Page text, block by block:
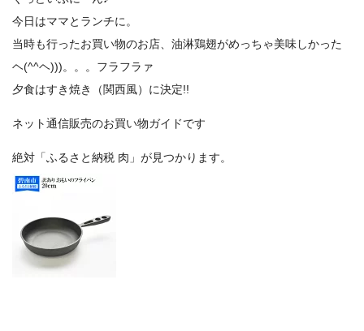
今日はママとランチに。
当時も行ったお買い物のお店、油淋鶏翅がめっちゃ美味しかった
ヘ(^^ヘ)))。。。フラフラァ
夕食はすき焼き（関西風）に決定!!
ネット通信販売のお買い物ガイドです
絶対「ふるさと納税 肉」が見つかります。